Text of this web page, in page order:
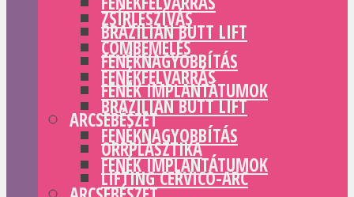
BRAZILIAN BUTT LIFT
FENÉKNAGYOBBÍTÁS
FENÉK IMPLANTÁTUMOK
ARCSEBÉSZET
ORRPLASZTIKA
LIFTING CERVICO-ARC
ZSÍRLESZÍVÁS
COMBEMELÉS
FENÉKFELVARRÁS
BRAZILIAN BUTT LIFT
FENÉKNAGYOBBÍTÁS
FENÉK IMPLANTÁTUMOK